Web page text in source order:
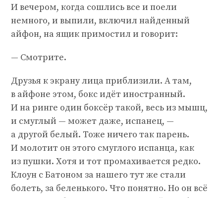
И вечером, когда сошлись все и поели
немного, и выпили, включил найденный
айфон, на ящик примостил и говорит:
— Смотрите.
Друзья к экрану лица приблизили. А там,
в айфоне этом, бокс идёт иностранный.
И на ринге один боксёр такой, весь из мышц,
и смуглый — может даже, испанец, —
а другой белый. Тоже ничего так парень.
И молотит он этого смуглого испанца, как
из пушки. Хотя и тот промахивается редко.
Клоун с Батоном за нашего тут же стали
болеть, за беленького. Что понятно. Но он всё